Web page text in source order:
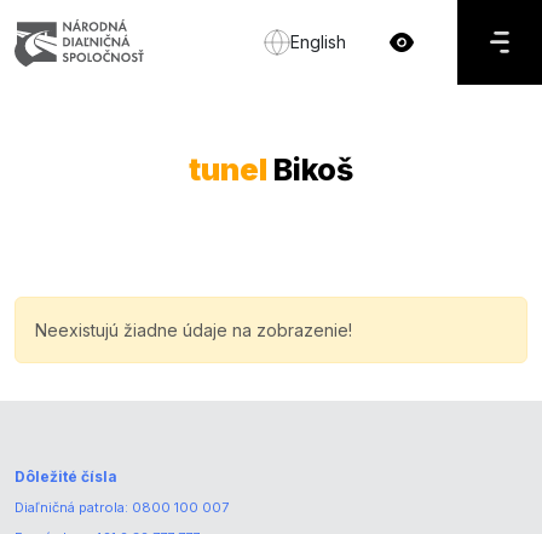
English
tunel Bikoš
Neexistujú žiadne údaje na zobrazenie!
Dôležité čísla
Diaľničná patrola: 0800 100 007